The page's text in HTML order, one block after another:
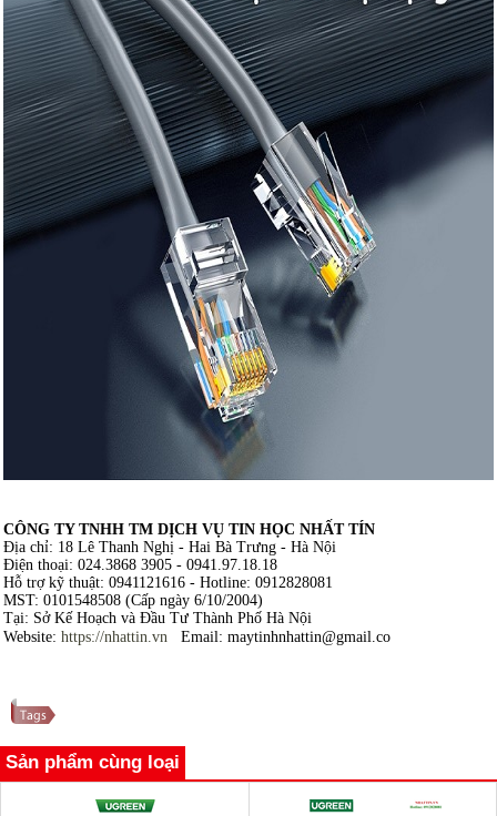
CÔNG TY TNHH TM DỊCH VỤ TIN HỌC NHẤT TÍN
Địa chỉ: 18 Lê Thanh Nghị - Hai Bà Trưng - Hà Nội
Điện thoại: 024.3868 3905 - 0941.97.18.18
Hỗ trợ kỹ thuật: 0941121616 - Hotline: 0912828081
MST: 0101548508 (Cấp ngày 6/10/2004)
Tại: Sở Kế Hoạch và Đầu Tư Thành Phố Hà Nội
Website: https://nhattin.vn Email: maytinhnhattin@gmail.co
Sản phẩm cùng loại